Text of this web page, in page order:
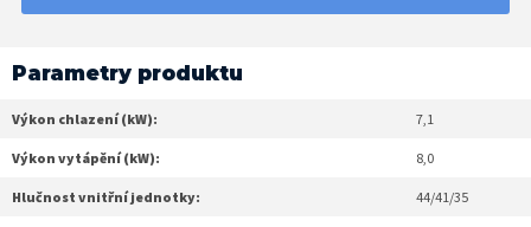
Parametry produktu
Výkon chlazení (kW): 7,1
Výkon vytápění (kW): 8,0
Hlučnost vnitřní jednotky: 44/41/35